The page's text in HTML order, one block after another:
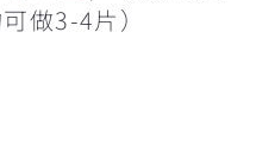
做3-4片）